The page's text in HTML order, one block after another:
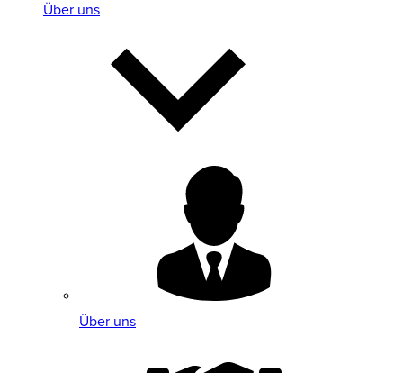
Über uns
Über uns